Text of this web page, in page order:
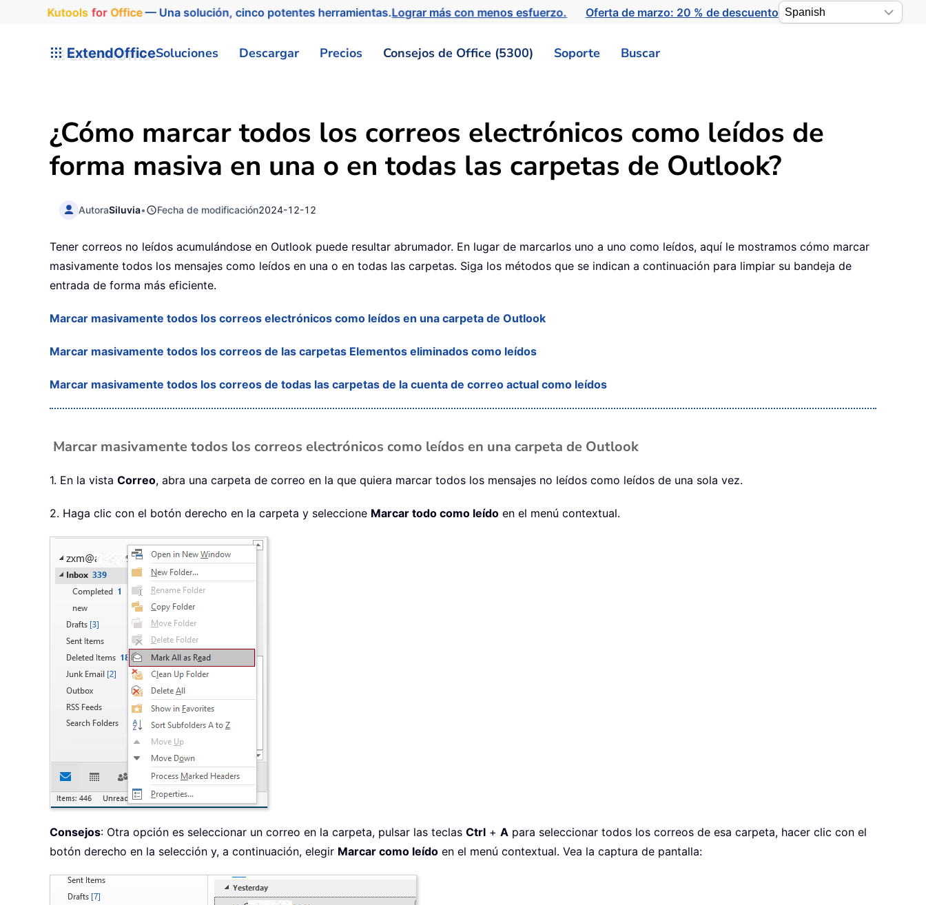
Kutools for Office— Una solución, cinco potentes herramientas.Lograr más con menos esfuerzo. Oferta de marzo: 20 % de descuento
ExtendOfficeSoluciones Descargar Precios Consejos de Office (5300) Soporte Buscar
¿Cómo marcar todos los correos electrónicos como leídos de
forma masiva en una o en todas las carpetas de Outlook?
AutoraSiluvia• Fecha de modificación2024-12-12
Tener correos no leídos acumulándose en Outlook puede resultar abrumador. En lugar de marcarlos uno a uno como leídos, aquí le mostramos cómo marcar
masivamente todos los mensajes como leídos en una o en todas las carpetas. Siga los métodos que se indican a continuación para limpiar su bandeja de
entrada de forma más eficiente.
Marcar masivamente todos los correos electrónicos como leídos en una carpeta de Outlook
Marcar masivamente todos los correos de las carpetas Elementos eliminados como leídos
Marcar masivamente todos los correos de todas las carpetas de la cuenta de correo actual como leídos
Marcar masivamente todos los correos electrónicos como leídos en una carpeta de Outlook
1. En la vista Correo, abra una carpeta de correo en la que quiera marcar todos los mensajes no leídos como leídos de una sola vez.
2. Haga clic con el botón derecho en la carpeta y seleccione Marcar todo como leído en el menú contextual.
Consejos: Otra opción es seleccionar un correo en la carpeta, pulsar las teclas Ctrl + A para seleccionar todos los correos de esa carpeta, hacer clic con el
botón derecho en la selección y, a continuación, elegir Marcar como leído en el menú contextual. Vea la captura de pantalla: